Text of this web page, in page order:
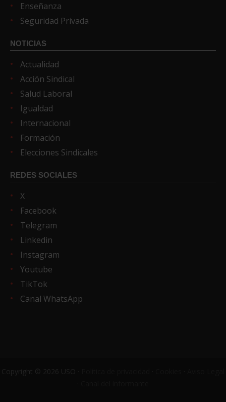
Enseñanza
Seguridad Privada
NOTICIAS
Actualidad
Acción Sindical
Salud Laboral
Igualdad
Internacional
Formación
Elecciones Sindicales
REDES SOCIALES
X
Facebook
Telegram
Linkedin
Instagram
Youtube
TikTok
Canal WhatsApp
Copyright © 2026 USO ·